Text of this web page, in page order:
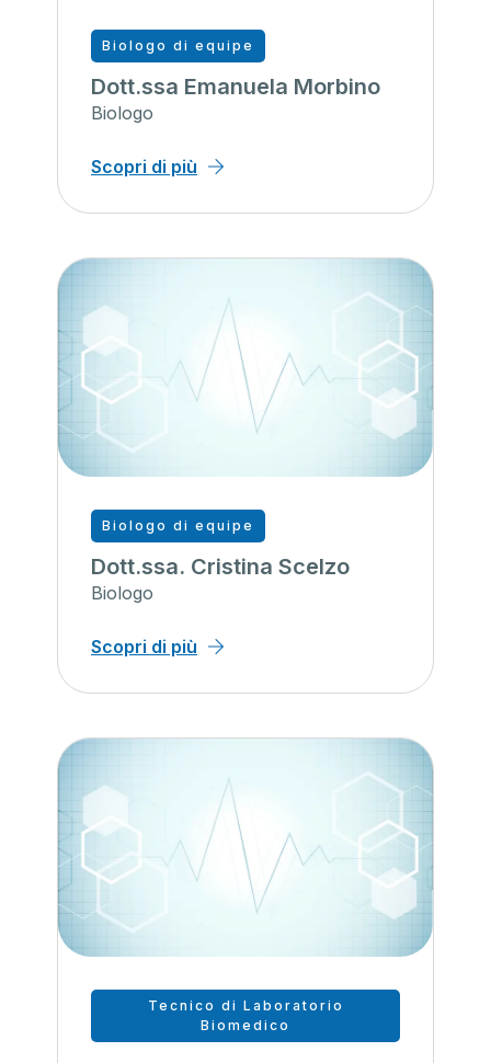
Biologo di equipe
Dott.ssa Emanuela Morbino
Biologo
Scopri di più
Biologo di equipe
Dott.ssa. Cristina Scelzo
Biologo
Scopri di più
Tecnico di Laboratorio
Biomedico